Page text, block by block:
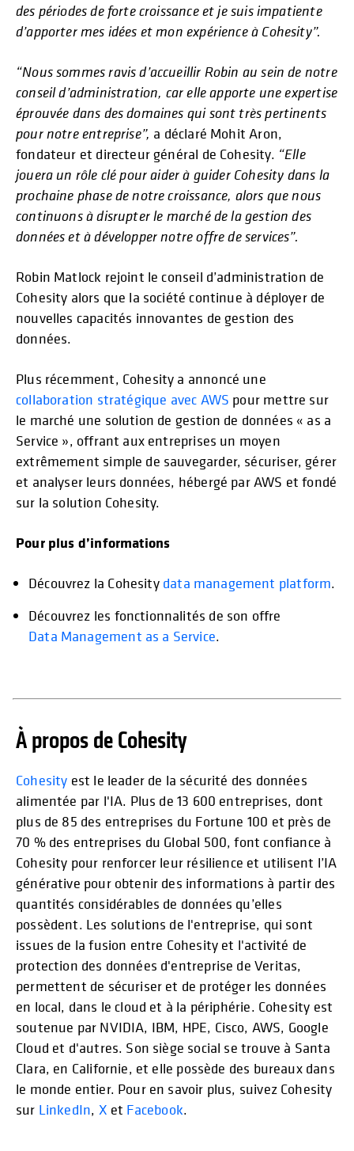
des périodes de forte croissance et je suis impatiente
d’apporter mes idées et mon expérience à Cohesity”.
“Nous sommes ravis d’accueillir Robin au sein de notre
conseil d’administration, car elle apporte une expertise
éprouvée dans des domaines qui sont très pertinents
pour notre entreprise”, a déclaré Mohit Aron,
fondateur et directeur général de Cohesity. “Elle
jouera un rôle clé pour aider à guider Cohesity dans la
prochaine phase de notre croissance, alors que nous
continuons à disrupter le marché de la gestion des
données et à développer notre offre de services”.
Robin Matlock rejoint le conseil d’administration de
Cohesity alors que la société continue à déployer de
nouvelles capacités innovantes de gestion des
données.
Plus récemment, Cohesity a annoncé une
collaboration stratégique avec AWS pour mettre sur
le marché une solution de gestion de données « as a
Service », offrant aux entreprises un moyen
extrêmement simple de sauvegarder, sécuriser, gérer
et analyser leurs données, hébergé par AWS et fondé
sur la solution Cohesity.
Pour plus d’informations
Découvrez la Cohesity data management platform.
Découvrez les fonctionnalités de son offre
Data Management as a Service.
À propos de Cohesity
Cohesity est le leader de la sécurité des données
alimentée par l'IA. Plus de 13 600 entreprises, dont
plus de 85 des entreprises du Fortune 100 et près de
70 % des entreprises du Global 500, font confiance à
Cohesity pour renforcer leur résilience et utilisent l’IA
générative pour obtenir des informations à partir des
quantités considérables de données qu’elles
possèdent. Les solutions de l'entreprise, qui sont
issues de la fusion entre Cohesity et l'activité de
protection des données d'entreprise de Veritas,
permettent de sécuriser et de protéger les données
en local, dans le cloud et à la périphérie. Cohesity est
soutenue par NVIDIA, IBM, HPE, Cisco, AWS, Google
Cloud et d'autres. Son siège social se trouve à Santa
Clara, en Californie, et elle possède des bureaux dans
le monde entier. Pour en savoir plus, suivez Cohesity
sur LinkedIn, X et Facebook.